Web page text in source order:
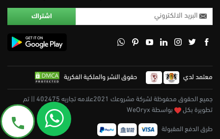
معتمد لدي حقوق النشر والملكية الفكرية
جميع الحقوق محفوظة لشركة مشروعك 2021علامه تجاريه 402475 || تم
تطويرة بكل
بواسطة WeOryx
طرق الدفع المقبولة